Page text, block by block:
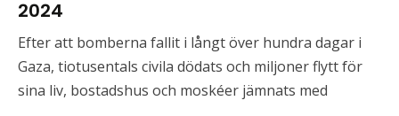
2024
Efter att bomberna fallit i långt över hundra dagar i
Gaza, tiotusentals civila dödats och miljoner flytt för
sina liv, bostadshus och moskéer jämnats med